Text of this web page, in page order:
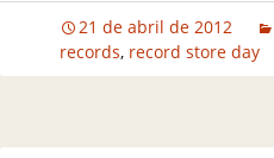
21 de abril de 2012
records, record store day